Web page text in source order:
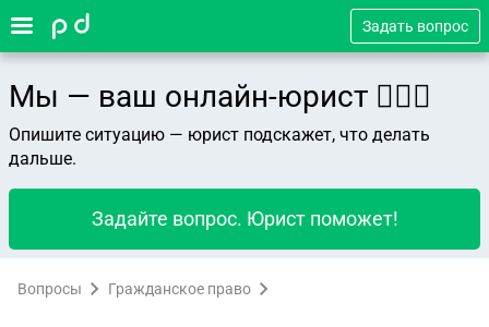
Задать вопрос
Мы — ваш онлайн-юрист 👨🏻‍⚖️
Опишите ситуацию — юрист подскажет, что делать
дальше.
Задайте вопрос. Юрист поможет!
Вопросы Гражданское право